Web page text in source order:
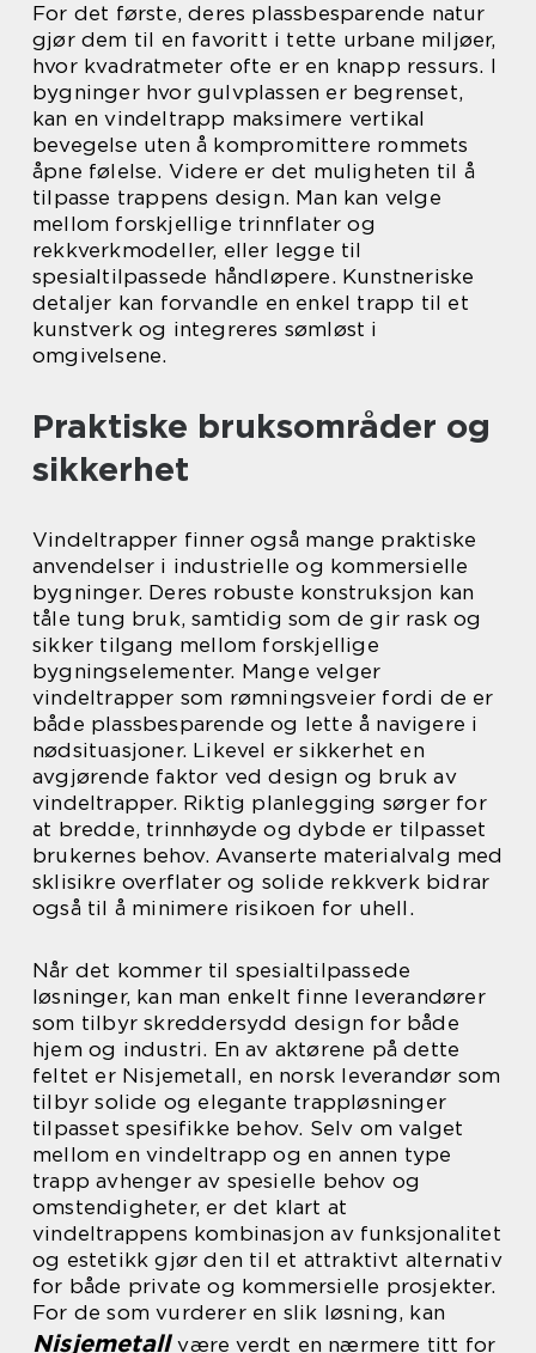
For det første, deres plassbesparende natur
gjør dem til en favoritt i tette urbane miljøer,
hvor kvadratmeter ofte er en knapp ressurs. I
bygninger hvor gulvplassen er begrenset,
kan en vindeltrapp maksimere vertikal
bevegelse uten å kompromittere rommets
åpne følelse. Videre er det muligheten til å
tilpasse trappens design. Man kan velge
mellom forskjellige trinnflater og
rekkverkmodeller, eller legge til
spesialtilpassede håndløpere. Kunstneriske
detaljer kan forvandle en enkel trapp til et
kunstverk og integreres sømløst i
omgivelsene.
Praktiske bruksområder og
sikkerhet
Vindeltrapper finner også mange praktiske
anvendelser i industrielle og kommersielle
bygninger. Deres robuste konstruksjon kan
tåle tung bruk, samtidig som de gir rask og
sikker tilgang mellom forskjellige
bygningselementer. Mange velger
vindeltrapper som rømningsveier fordi de er
både plassbesparende og lette å navigere i
nødsituasjoner. Likevel er sikkerhet en
avgjørende faktor ved design og bruk av
vindeltrapper. Riktig planlegging sørger for
at bredde, trinnhøyde og dybde er tilpasset
brukernes behov. Avanserte materialvalg med
sklisikre overflater og solide rekkverk bidrar
også til å minimere risikoen for uhell.
Når det kommer til spesialtilpassede
løsninger, kan man enkelt finne leverandører
som tilbyr skreddersydd design for både
hjem og industri. En av aktørene på dette
feltet er Nisjemetall, en norsk leverandør som
tilbyr solide og elegante trappløsninger
tilpasset spesifikke behov. Selv om valget
mellom en vindeltrapp og en annen type
trapp avhenger av spesielle behov og
omstendigheter, er det klart at
vindeltrappens kombinasjon av funksjonalitet
og estetikk gjør den til et attraktivt alternativ
for både private og kommersielle prosjekter.
For de som vurderer en slik løsning, kan
Nisjemetall være verdt en nærmere titt for